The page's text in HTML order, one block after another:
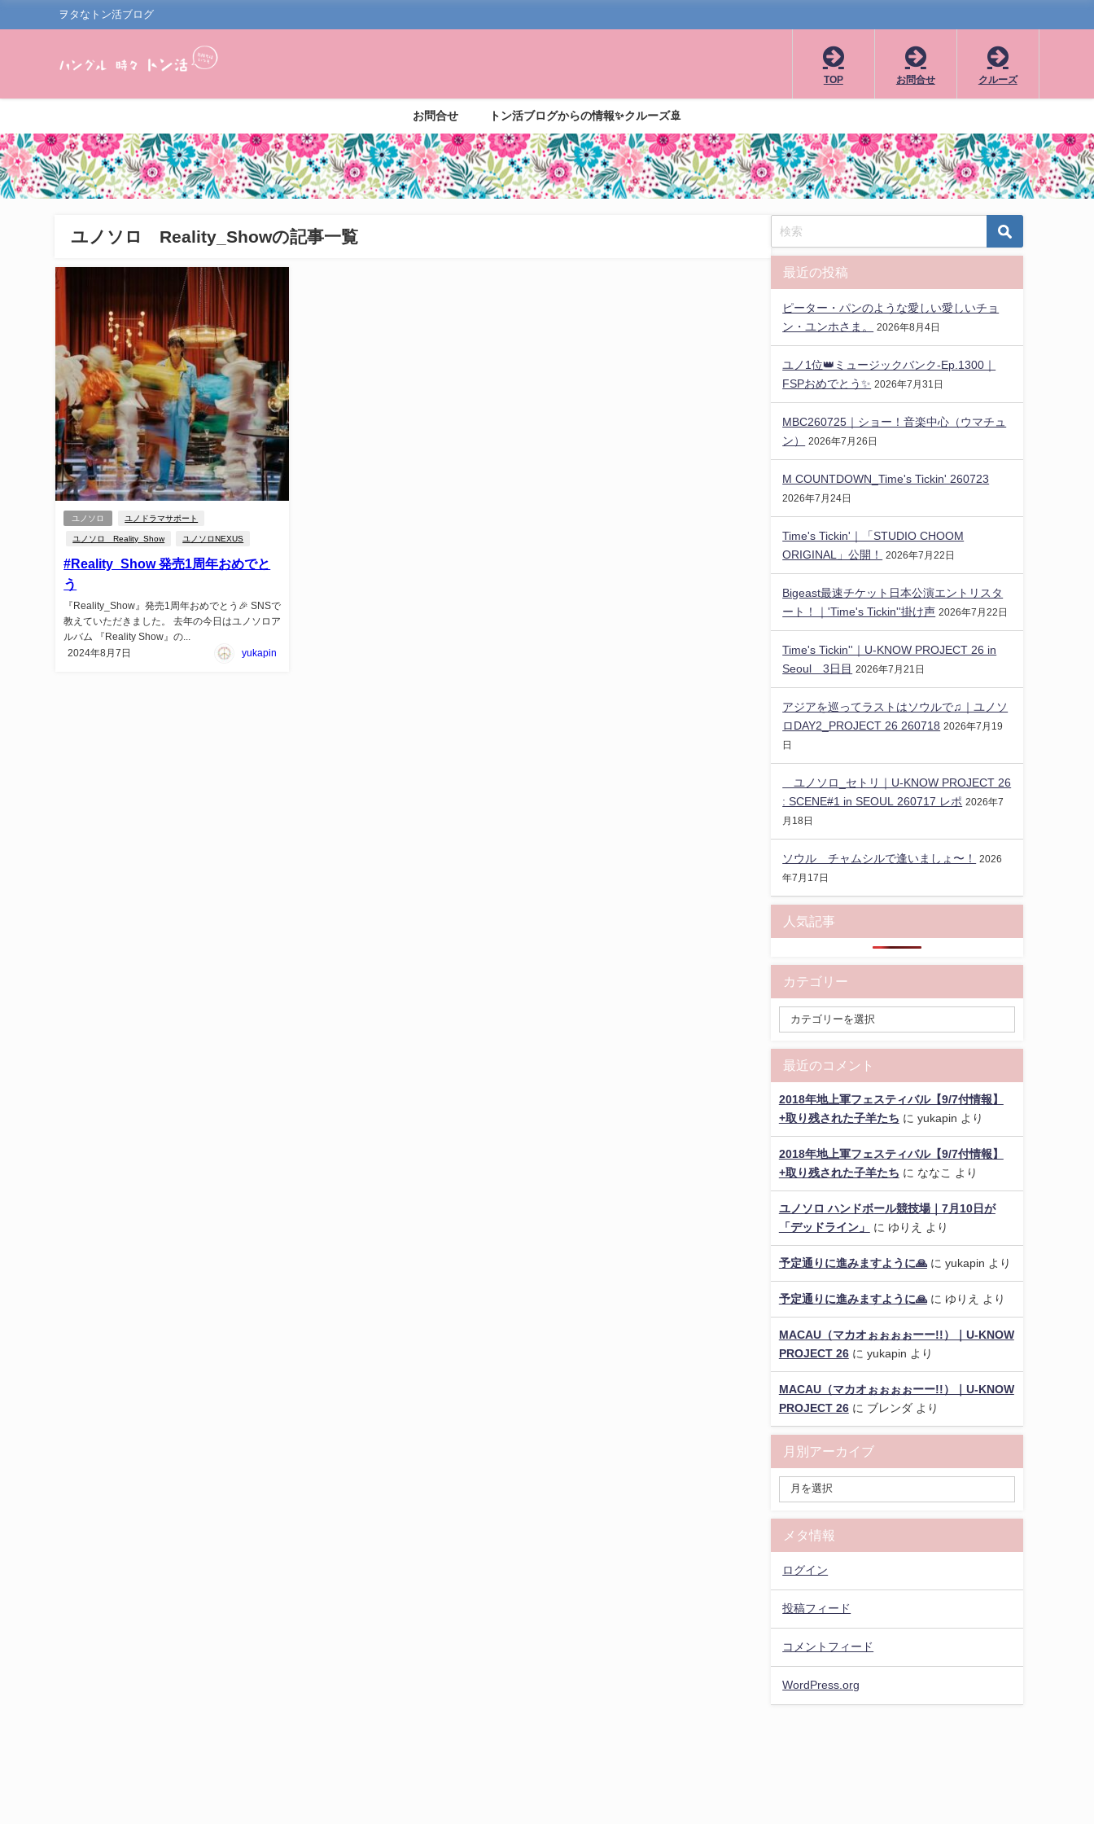
ヲタなトン活ブログ
TOP お問合せ クルーズ
お問合せ トン活ブログからの情報✨クルーズ🚢
ユノソロ Reality_Showの記事一覧
ユノソロ ユノドラマサポート
ユノソロ Reality_Show ユノソロNEXUS
#Reality_Show 発売1周年おめでと
う
『Reality_Show』発売1周年おめでとう🎉 SNSで
教えていただきました。 去年の今日はユノソロア
ルバム 『Reality Show』の...
2024年8月7日
yukapin
最近の投稿
ピーター・パンのような愛しい愛しいチョ
ン・ユンホさま。
2026年8月4日
ユノ1位👑ミュージックバンク-Ep.1300｜
FSPおめでとう✨️ 2026年7月31日
MBC260725｜ショー！音楽中心（ウマチュ
ン）
2026年7月26日
M COUNTDOWN_Time's Tickin' 260723
2026年7月24日
Time's Tickin'｜「STUDIO CHOOM
ORIGINAL」公開！
2026年7月22日
Bigeast最速チケット日本公演エントリスタ
ート！｜'Time's Tickin''掛け声 2026年7月22日
Time's Tickin''｜U-KNOW PROJECT 26 in
Seoul 3日目 2026年7月21日
アジアを巡ってラストはソウルで♫｜ユノソ
ロDAY2_PROJECT 26 260718 2026年7月19
日
ユノソロ_セトリ｜U-KNOW PROJECT 26
: SCENE#1 in SEOUL 260717 レポ 2026年7
月18日
ソウル チャムシルで逢いましょ〜！
2026
年7月17日
人気記事
カテゴリー
最近のコメント
2018年地上軍フェスティバル【9/7付情報】
+取り残された子羊たち に yukapin より
2018年地上軍フェスティバル【9/7付情報】
+取り残された子羊たち に ななこ より
ユノソロ ハンドボール競技場｜7月10日が
「デッドライン」
に ゆりえ より
予定通りに進みますように🙏に yukapin より
予定通りに進みますように🙏に ゆりえ より
MACAU（マカオぉぉぉぉーー!!）｜U-KNOW
PROJECT 26に yukapin より
MACAU（マカオぉぉぉぉーー!!）｜U-KNOW
PROJECT 26に ブレンダより
月別アーカイブ
メタ情報
ログイン
投稿フィード
コメントフィード
WordPress.org